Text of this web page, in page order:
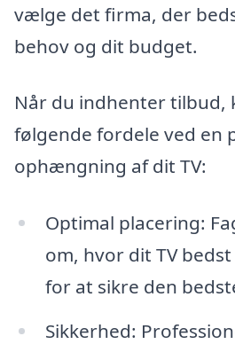
vælge det firma, der
behov og dit budget.
Når du indhenter tilbud,
følgende fordele ved en
ophængning af dit TV:
Optimal placering:
om, hvor dit TV
for at sikre den
Sikkerhed: